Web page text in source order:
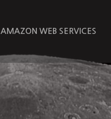
AMAZON WEB SERVICES